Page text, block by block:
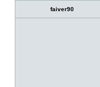
faiver90